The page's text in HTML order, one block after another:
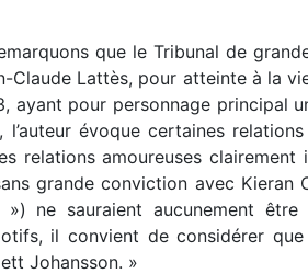
que le Tribunal de
Lattès, pour atteinte à la
ayant pour personnage principal
évoque certaines
relations amoureuses
grande conviction avec Kieran
») ne sauraient aucunement
il convient de considérer
Johansson. »